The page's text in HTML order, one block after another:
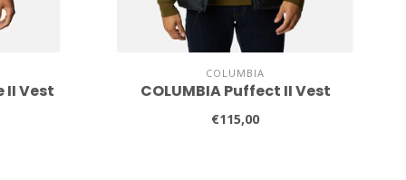
II Vest
COLUMBIA
COLUMBIA Puffect II Vest
€115,00